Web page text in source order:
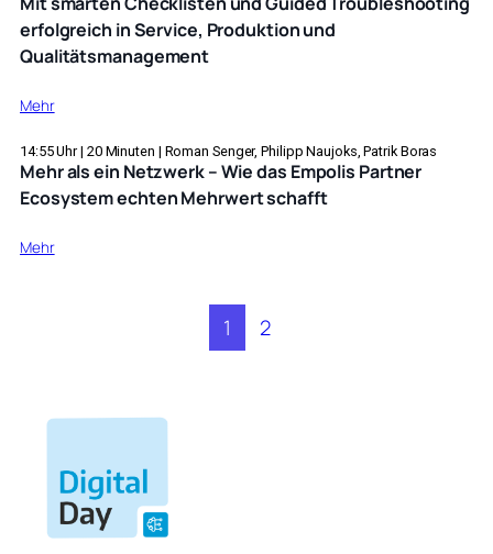
überwinden
erfolgreich in Service, Produktion und
Qualitätsmanagement
Mehr:
smarten
Checklisten
und
Troubleshooting
14:55Uhr | 20Minuten | Roman Senger, Philipp Naujoks, Patrik Boras
Mehr als ein Netzwerk – Wie das Empolis Partner
Ecosystem echten Mehrwert schafft
Mehr:
das
Partner
Ecosystem
echten
Mehrwert
1 2